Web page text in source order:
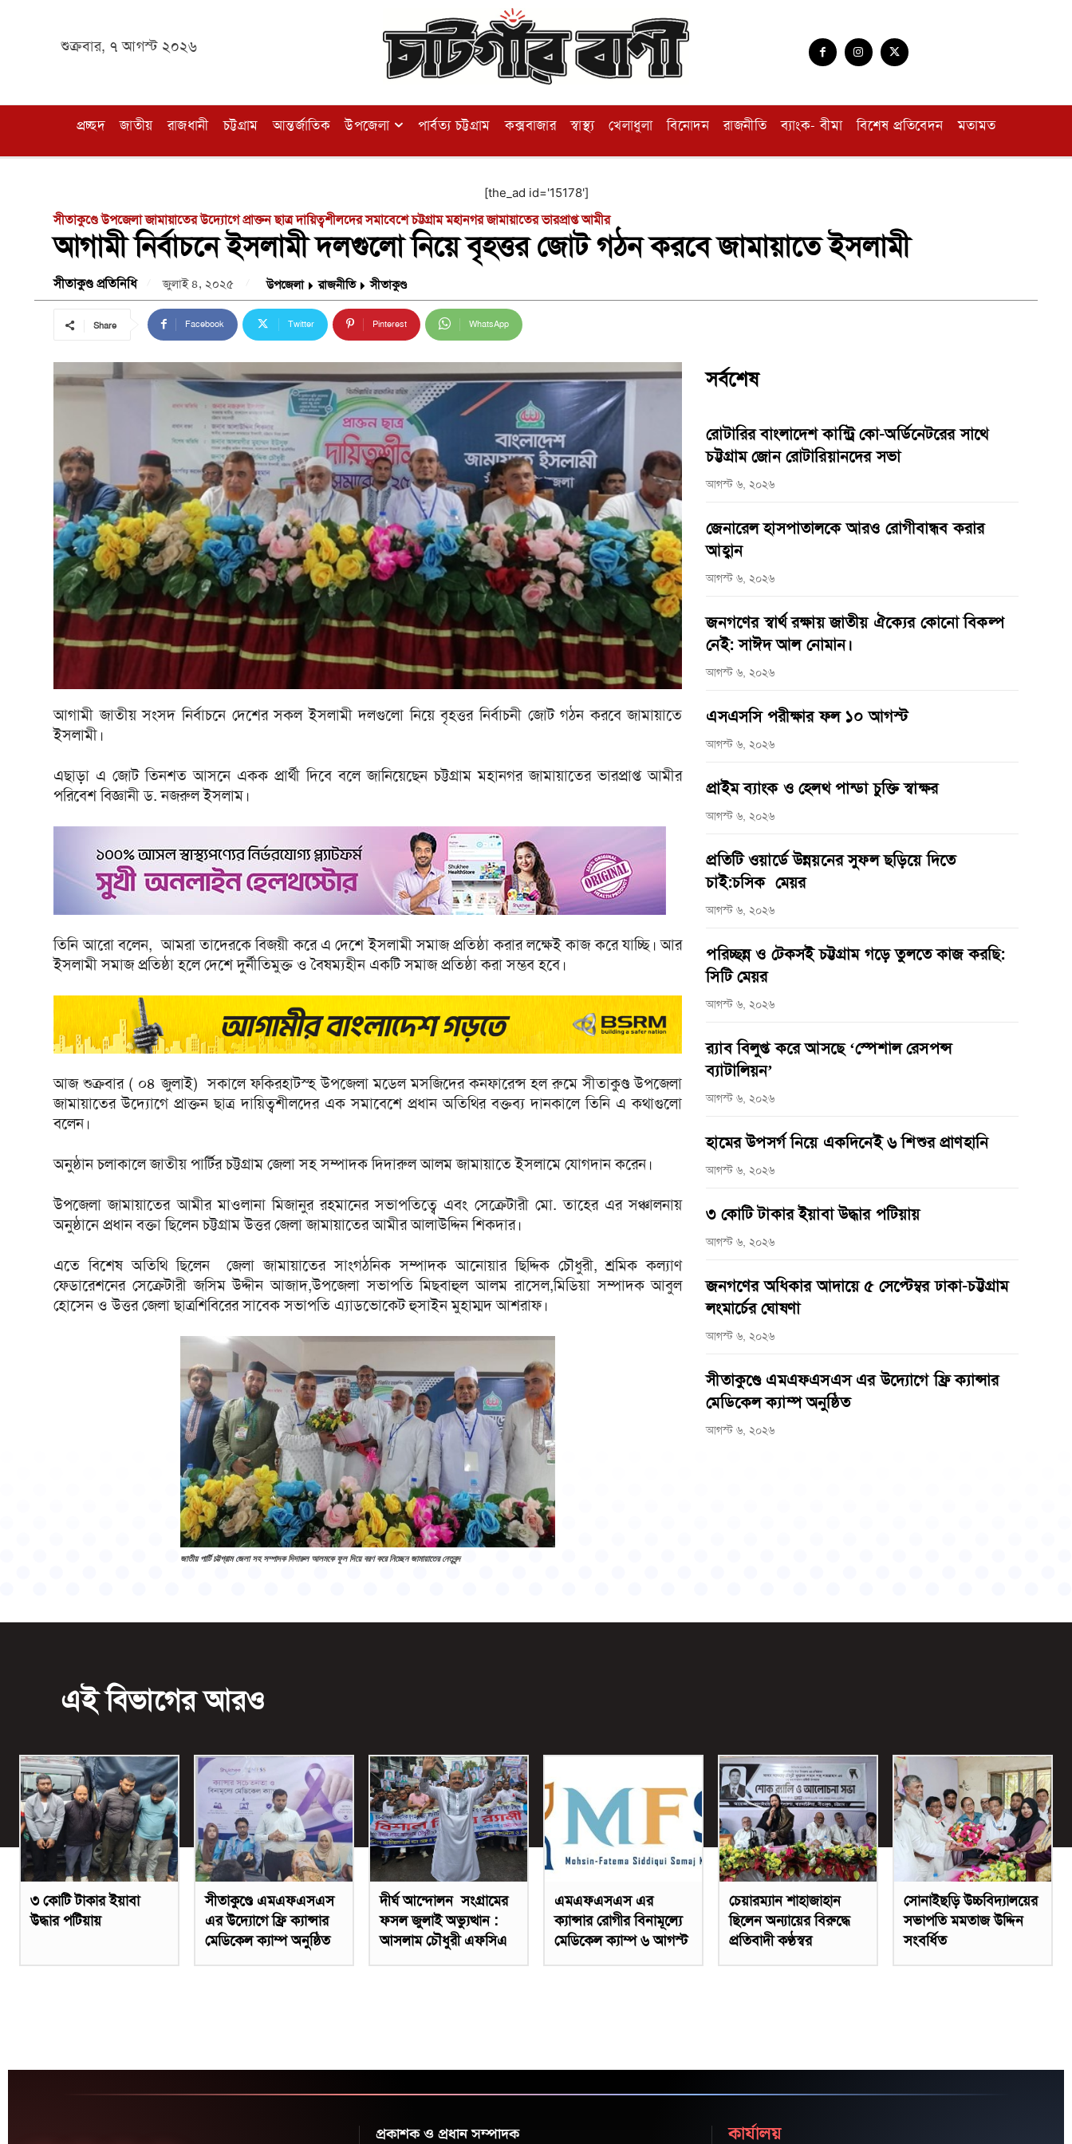
শুক্রবার, ৭ আগস্ট ২০২৬
প্রচ্ছদ জাতীয় রাজধানী চট্টগ্রাম আন্তর্জাতিক উপজেলা পার্বত্য চট্টগ্রাম কক্সবাজার স্বাস্থ্য খেলাধুলা বিনোদন রাজনীতি ব্যাংক- বীমা বিশেষ প্রতিবেদন মতামত
[the_ad id='15178']
সীতাকুণ্ডে উপজেলা জামায়াতের উদ্যোগে প্রাক্তন ছাত্র দায়িত্বশীলদের সমাবেশে চট্টগ্রাম মহানগর জামায়াতের ভারপ্রাপ্ত আমীর
আগামী নির্বাচনে ইসলামী দলগুলো নিয়ে বৃহত্তর জোট গঠন করবে জামায়াতে ইসলামী
সীতাকুণ্ড প্রতিনিধি জুলাই ৪, ২০২৫ উপজেলা রাজনীতি সীতাকুণ্ড
Share Facebook Twitter Pinterest WhatsApp
আগামী জাতীয় সংসদ নির্বাচনে দেশের সকল ইসলামী দলগুলো নিয়ে বৃহত্তর নির্বাচনী জোট গঠন করবে জামায়াতে
ইসলামী।
এছাড়া এ জোট তিনশত আসনে একক প্রার্থী দিবে বলে জানিয়েছেন চট্টগ্রাম মহানগর জামায়াতের ভারপ্রাপ্ত আমীর
পরিবেশ বিজ্ঞানী ড. নজরুল ইসলাম।
তিনি আরো বলেন, আমরা তাদেরকে বিজয়ী করে এ দেশে ইসলামী সমাজ প্রতিষ্ঠা করার লক্ষেই কাজ করে যাচ্ছি। আর
ইসলামী সমাজ প্রতিষ্ঠা হলে দেশে দুর্নীতিমুক্ত ও বৈষম্যহীন একটি সমাজ প্রতিষ্ঠা করা সম্ভব হবে।
আজ শুক্রবার ( ০৪ জুলাই) সকালে ফকিরহাটস্হ উপজেলা মডেল মসজিদের কনফারেন্স হল রুমে সীতাকুণ্ড উপজেলা
জামায়াতের উদ্যোগে প্রাক্তন ছাত্র দায়িত্বশীলদের এক সমাবেশে প্রধান অতিথির বক্তব্য দানকালে তিনি এ কথাগুলো
বলেন।
অনুষ্ঠান চলাকালে জাতীয় পার্টির চট্টগ্রাম জেলা সহ সম্পাদক দিদারুল আলম জামায়াতে ইসলামে যোগদান করেন।
উপজেলা জামায়াতের আমীর মাওলানা মিজানুর রহমানের সভাপতিত্বে এবং সেক্রেটারী মো. তাহের এর সঞ্চালনায়
অনুষ্ঠানে প্রধান বক্তা ছিলেন চট্টগ্রাম উত্তর জেলা জামায়াতের আমীর আলাউদ্দিন শিকদার।
এতে বিশেষ অতিথি ছিলেন জেলা জামায়াতের সাংগঠনিক সম্পাদক আনোয়ার ছিদ্দিক চৌধুরী, শ্রমিক কল্যাণ
ফেডারেশনের সেক্রেটারী জসিম উদ্দীন আজাদ,উপজেলা সভাপতি মিছবাহুল আলম রাসেল,মিডিয়া সম্পাদক আবুল
হোসেন ও উত্তর জেলা ছাত্রশিবিরের সাবেক সভাপতি এ্যাডভোকেট হুসাইন মুহাম্মদ আশরাফ।
জাতীয় পার্টি চট্টগ্রাম জেলা সহ সম্পাদক দিদারুল আলমকে ফুল দিয়ে বরণ করে নিচ্ছেন জামায়াতের নেতৃবৃন্দ
সর্বশেষ
রোটারির বাংলাদেশ কান্ট্রি কো-অর্ডিনেটরের সাথে
চট্টগ্রাম জোন রোটারিয়ানদের সভা
আগস্ট ৬, ২০২৬
জেনারেল হাসপাতালকে আরও রোগীবান্ধব করার
আহ্বান
আগস্ট ৬, ২০২৬
জনগণের স্বার্থ রক্ষায় জাতীয় ঐক্যের কোনো বিকল্প
নেই: সাঈদ আল নোমান।
আগস্ট ৬, ২০২৬
এসএসসি পরীক্ষার ফল ১০ আগস্ট
আগস্ট ৬, ২০২৬
প্রাইম ব্যাংক ও হেলথ পান্ডা চুক্তি স্বাক্ষর
আগস্ট ৬, ২০২৬
প্রতিটি ওয়ার্ডে উন্নয়নের সুফল ছড়িয়ে দিতে
চাই:চসিক মেয়র
আগস্ট ৬, ২০২৬
পরিচ্ছন্ন ও টেকসই চট্টগ্রাম গড়ে তুলতে কাজ করছি:
সিটি মেয়র
আগস্ট ৬, ২০২৬
র‌্যাব বিলুপ্ত করে আসছে ‘স্পেশাল রেসপন্স
ব্যাটালিয়ন’
আগস্ট ৬, ২০২৬
হামের উপসর্গ নিয়ে একদিনেই ৬ শিশুর প্রাণহানি
আগস্ট ৬, ২০২৬
৩ কোটি টাকার ইয়াবা উদ্ধার পটিয়ায়
আগস্ট ৬, ২০২৬
জনগণের অধিকার আদায়ে ৫ সেপ্টেম্বর ঢাকা-চট্টগ্রাম
লংমার্চের ঘোষণা
আগস্ট ৬, ২০২৬
সীতাকুণ্ডে এমএফএসএস এর উদ্যোগে ফ্রি ক্যান্সার
মেডিকেল ক্যাম্প অনুষ্ঠিত
আগস্ট ৬, ২০২৬
এই বিভাগের আরও
৩ কোটি টাকার ইয়াবা
উদ্ধার পটিয়ায়
সীতাকুণ্ডে এমএফএসএস
এর উদ্যোগে ফ্রি ক্যান্সার
মেডিকেল ক্যাম্প অনুষ্ঠিত
দীর্ঘ আন্দোলন সংগ্রামের
ফসল জুলাই অভ্যুত্থান :
আসলাম চৌধুরী এফসিএ
এমএফএসএস এর
ক্যান্সার রোগীর বিনামূল্যে
মেডিকেল ক্যাম্প ৬ আগস্ট
চেয়ারম্যান শাহাজাহান
ছিলেন অন্যায়ের বিরুদ্ধে
প্রতিবাদী কণ্ঠস্বর
সোনাইছড়ি উচ্চবিদ্যালয়ের
সভাপতি মমতাজ উদ্দিন
সংবর্ধিত
প্রকাশক ও প্রধান সম্পাদক কার্যালয়